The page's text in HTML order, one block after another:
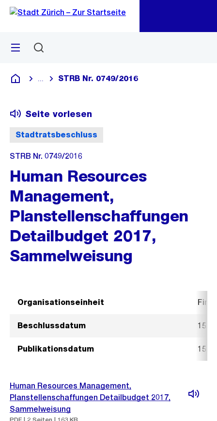
Navigation
Sprunglink
Menü
Deutsch
Blende alle Breadcrumbs ein
STRB Nr. 0749/2016
Stadtratsbeschluss
Seite vorlesen
STRB Nr. 0749/2016
Human Resources
Management,
Planstellenschaffungen
Detailbudget 2017,
Sammelweisung
Organisationseinheit
Beschlussdatum 15.
Publikationsdatum 15.
Human Resources Management,
Planstellenschaffungen Detailbudget 2017,
Sammelweisung